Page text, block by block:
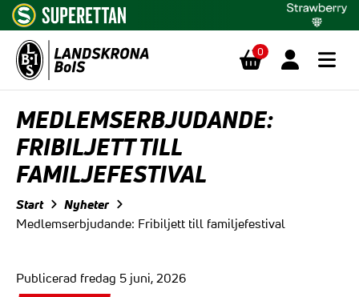
0
MEDLEMSERBJUDANDE:
FRIBILJETT TILL
FAMILJEFESTIVAL
Start Nyheter
Medlemserbjudande: Fribiljett till familjefestival
Publicerad fredag 5 juni, 2026